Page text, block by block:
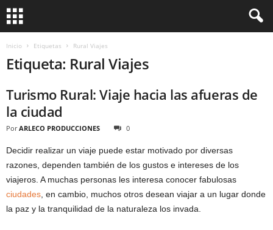
Inicio Etiquetas Rural Viajes
Etiqueta: Rural Viajes
Turismo Rural: Viaje hacia las afueras de
la ciudad
Por ARLECO PRODUCCIONES 0
Decidir realizar un viaje puede estar motivado por diversas
razones, dependen también de los gustos e intereses de los
viajeros. A muchas personas les interesa conocer fabulosas
ciudades , en cambio, muchos otros desean viajar a un lugar donde
la paz y la tranquilidad de la naturaleza los invada.